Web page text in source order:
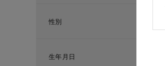
性別
生年月日